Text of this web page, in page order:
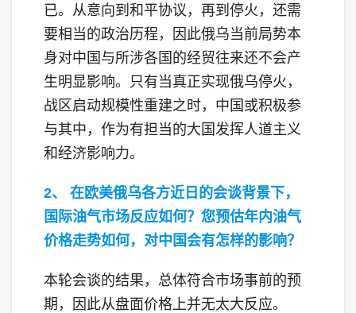
已。从意向到和平协议，再到停火，还需
要相当的政治历程，因此俄乌当前局势本
身对中国与所涉各国的经贸往来还不会产
生明显影响。只有当真正实现俄乌停火，
战区启动规模性重建之时，中国或积极参
与其中，作为有担当的大国发挥人道主义
和经济影响力。
2、 在欧美俄乌各方近日的会谈背景下，
国际油气市场反应如何？您预估年内油气
价格走势如何，对中国会有怎样的影响？
本轮会谈的结果，总体符合市场事前的预
期，因此从盘面价格上并无太大反应。